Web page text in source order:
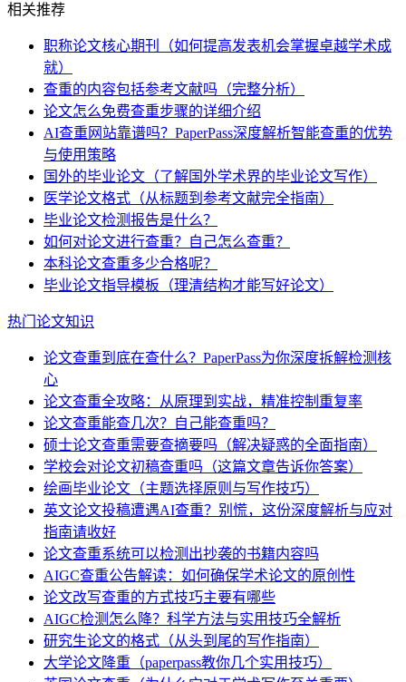
相关推荐
职称论文核心期刊（如何提高发表机会掌握卓越学术成
就）
查重的内容包括参考文献吗（完整分析）
论文怎么免费查重步骤的详细介绍
AI查重网站靠谱吗？PaperPass深度解析智能查重的优势
与使用策略
国外的毕业论文（了解国外学术界的毕业论文写作）
医学论文格式（从标题到参考文献完全指南）
毕业论文检测报告是什么？
如何对论文进行查重？自己怎么查重？
本科论文查重多少合格呢？
毕业论文指导模板（理清结构才能写好论文）
热门论文知识
论文查重到底在查什么？PaperPass为你深度拆解检测核
心
论文查重全攻略：从原理到实战，精准控制重复率
论文查重能查几次？自己能查重吗？
硕士论文查重需要查摘要吗（解决疑惑的全面指南）
学校会对论文初稿查重吗（这篇文章告诉你答案）
绘画毕业论文（主题选择原则与写作技巧）
英文论文投稿遭遇AI查重？别慌，这份深度解析与应对
指南请收好
论文查重系统可以检测出抄袭的书籍内容吗
AIGC查重公告解读：如何确保学术论文的原创性
论文改写查重的方式技巧主要有哪些
AIGC检测怎么降？科学方法与实用技巧全解析
研究生论文的格式（从头到尾的写作指南）
大学论文降重（paperpass教你几个实用技巧）